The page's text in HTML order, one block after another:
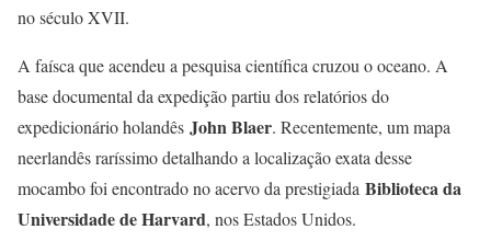
no século XVII.
A faísca que acendeu a pesquisa científica cruzou o oceano. A
base documental da expedição partiu dos relatórios do
expedicionário holandês John Blaer. Recentemente, um mapa
neerlandês raríssimo detalhando a localização exata desse
mocambo foi encontrado no acervo da prestigiada Biblioteca da
Universidade de Harvard, nos Estados Unidos.